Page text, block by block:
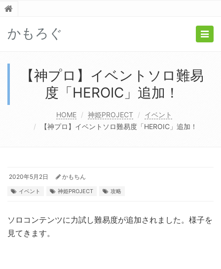
かもろぐ
【神プロ】イベントソロ難易
度「HEROIC」追加！
HOME 神姫PROJECT
イベント
【神プロ】イベントソロ難易度「HEROIC」追加！
2020年5月2日 かもちん
イベント 神姫PROJECT 攻略
ソロコンテンツに力試し難易度が追加されました。様子を
見てきます。